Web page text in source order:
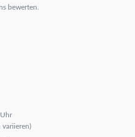
bewerten.
variieren)